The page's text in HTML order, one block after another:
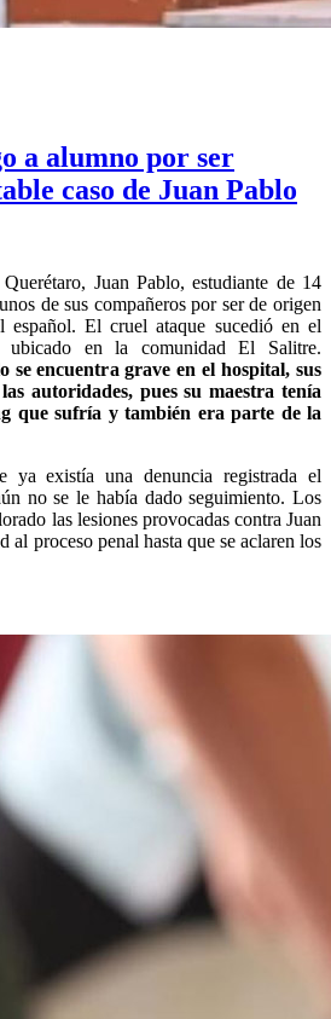
a alumno por ser
caso de Juan Pablo
Juan Pablo, estudiante de 14
de sus compañeros por ser de origen
El cruel ataque sucedió en el
ubicado en la comunidad El Salitre.
se encuentra grave en el hospital, sus
autoridades, pues su maestra tenía
que sufría y también era parte de la
ya existía una denuncia registrada el
no se le había dado seguimiento. Los
las lesiones provocadas contra Juan
al proceso penal hasta que se aclaren los